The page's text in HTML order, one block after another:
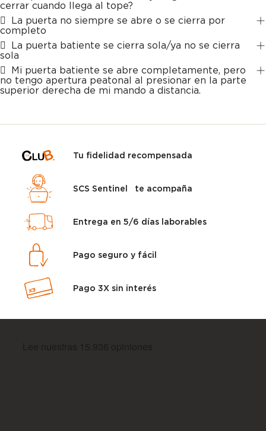
cerrar cuando llega al tope?
La puerta no siempre se abre o se cierra por
completo
La puerta batiente se cierra sola/ya no se cierra
sola
Mi puerta batiente se abre completamente, pero
no tengo apertura peatonal al presionar en la parte
superior derecha de mi mando a distancia.
Tu fidelidad recompensada
SCS Sentinel te acompaña
Entrega en 5/6 días laborables
Pago seguro y fácil
Pago 3X sin interés